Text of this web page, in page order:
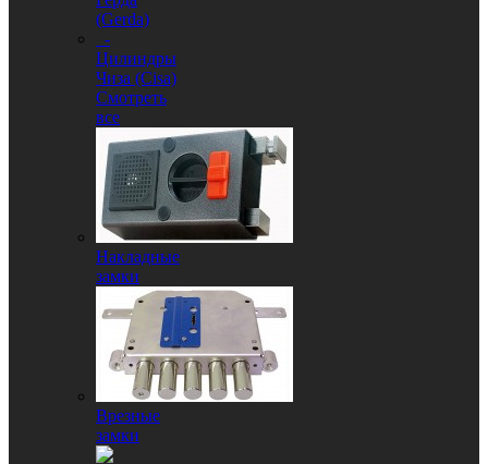
(Gerda)
-
Цилиндры
Чиза (Cisa)
Смотреть
все
Накладные
замки
Врезные
замки